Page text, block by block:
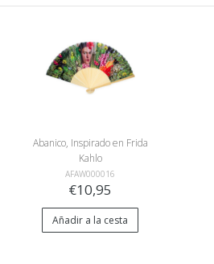
Abanico, Inspirado en Frida
Kahlo
AFAW000016
€10,95
Añadir a la cesta